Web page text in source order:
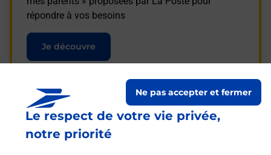
Le respect de votre vie privée,
notre priorité
Ne pas accepter et fermer
répondre à vos besoins
Je découvre
Questions fréquemment
posées